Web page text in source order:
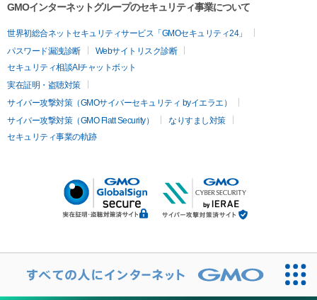
GMOインターネットグループのセキュリティ事業について
世界初総合ネットセキュリティサービス「GMOセキュリティ24」
パスワード漏洩診断
Webサイトリスク診断
セキュリティ相談AIチャットボット
実在証明・盗聴対策
サイバー攻撃対策（GMOサイバーセキュリティ byイエラエ）
サイバー攻撃対策（GMO Flatt Security）
なりすまし対策
セキュリティ事業の軌跡